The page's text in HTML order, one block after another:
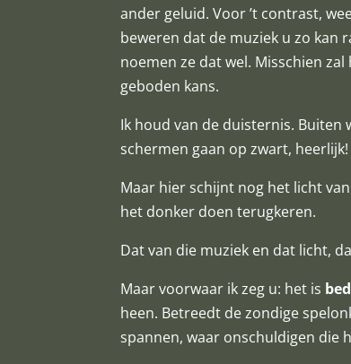
ander geluid. Voor ’t contrast,
beweren dat de muziek u zo kan
noemen ze dat wel. Misschien zal
geboden kans.
Ik houd van de duisternis.
schermen gaan op zwart,
Maar hier schijnt nog het licht
het donker doen terugkeren.
Dat van die muziek en dat licht,
Maar voorwaar ik zeg u: het is
heen. Betreedt de zondige
spannen, waar onschuldigen die